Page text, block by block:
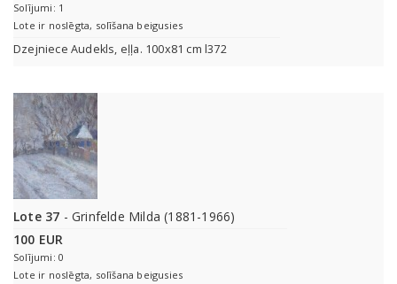
Solījumi: 1
Lote ir noslēgta, solīšana beigusies
Dzejniece Audekls, eļļa. 100x81 cm l372
Lote 37 - Grinfelde Milda (1881-1966)
100 EUR
Solījumi: 0
Lote ir noslēgta, solīšana beigusies